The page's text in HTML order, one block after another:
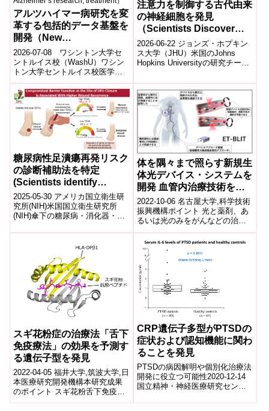
アルツハイマー病研究を変
革する包括的データ基盤を
開発（New
comprehensive data
platform could transform
Alzheimer’s research,
treatment）
2026-07-08 ワシントン大学セ
ントルイス校（WashU）ワシン
トン大学セントルイス校医学部
の研究チームは、アルツハイマ
ー病研究を加速するため、遺伝
子、タ...
注意力を制御する古代由来
の神経細胞を発見
（Scientists Discover
Ancient Neurons That
Control Attention）
2026-06-22 ジョンズ・ホプキン
ス大学（JHU）米国のJohns
Hopkins Universityの研究チーム
糖尿病性足潰瘍再発リスク
の診断補助法を特定
(Scientists identify
diagnostic aid to
determine risk of diabetic
foot ulcer recurrence)
2025-05-30 アメリカ国立衛生研
究所(NIH)米国国立衛生研究所
(NIH)傘下の糖尿病・消化器・腎
ームは、糖尿病性足...
体を隅々まで照らす新規生
体光デバイス・システムを
開発 血管内治療技術を応
用した光照射デバイス・シ
ステム(ET-BLIT)開発に成
功 ～さまざまな光治療技
術の臨床応用に道を切り開
く～
2022-10-06 名古屋大学,科学技術
振興機構ポイント 光と薬剤、あ
るいは光のみをがんなどの治療
に応用する研究開発は盛んに行
われる一方、その開発の中心は
光感...
スギ花粉症の治療法「舌下
免疫療法」の効果を予測す
る遺伝子型を発見
2022-04-05 福井大学,筑波大学,日
本医療研究開発機構本研究成果
のポイント スギ花粉舌下免疫療
法(注1)を行っているスギ花粉症
CRP遺伝子多型がPTSDの
症状および認知機能に関わ
ることを発見
PTSDの病因解明や個別化治療法
開発に役立つ可能性2020-12-14
国立精神・神経医療研究センタ
立精神・神経医療研究センター